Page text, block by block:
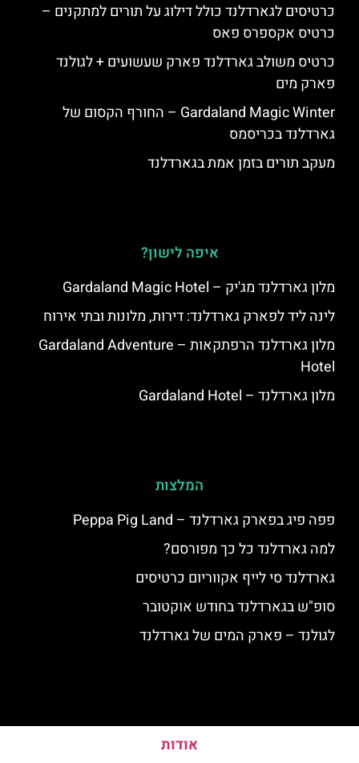
כרטיסים לגארדלנד כולל דילוג על תורים למתקנים –
כרטיס אקספרס פאס
כרטיס משולב גארדלנד פארק שעשועים + לגולנד
פארק מים
Gardaland Magic Winter – החורף הקסום של
גארדלנד בכריסמס
מעקב תורים בזמן אמת בגארדלנד
איפה לישון?
מלון גארדלנד מג'יק – Gardaland Magic Hotel
לינה ליד לפארק גארדלנד: דירות, מלונות ובתי אירוח
מלון גארדלנד הרפתקאות – Gardaland Adventure
Hotel
מלון גארדלנד – Gardaland Hotel
המלצות
פפה פיג בפארק גארדלנד – Peppa Pig Land
למה גארדלנד כל כך מפורסם?
גארדלנד סי לייף אקווריום כרטיסים
סופ"ש בגארדלנד בחודש אוקטובר
לגולנד – פארק המים של גארדלנד
אודות